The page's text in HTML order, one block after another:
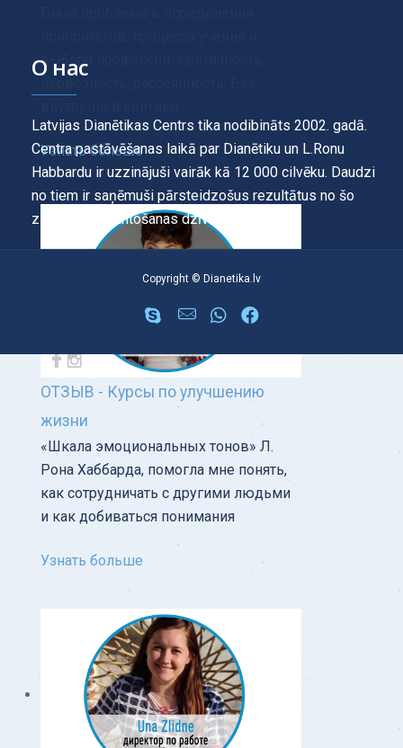
выбора профессии. Критичность,
Узнать больше
ОТЗЫВ - Курсы по улучшению
жизни
«Шкала эмоциональных тонов» Л.
Рона Хаббарда, помогла мне понять,
как сотрудничать с другими людьми
и как добиваться понимания
Узнать больше
О нас
Latvijas Dianētikas Centrs tika nodibināts 2002. gadā.
Centra pastāvēšanas laikā par Dianētiku un L.Ronu
Habbardu ir uzzinājuši vairāk kā 12 000 cilvēku. Daudzi
no tiem ir saņēmuši pārsteidzošus rezultātus no šo
zināšanu izmantošanas dzīvē.
Copyright © Dianetika.lv